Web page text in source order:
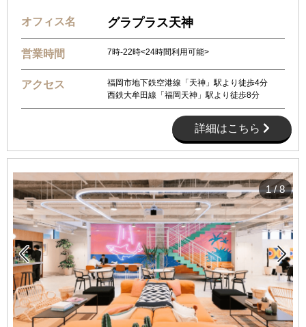
オフィス名 グラプラス天神
営業時間 7時-22時<24時間利用可能>
アクセス
福岡市地下鉄空港線「天神」駅より徒歩4分
西鉄大牟田線「福岡天神」駅より徒歩8分
詳細はこちら
 
1/8